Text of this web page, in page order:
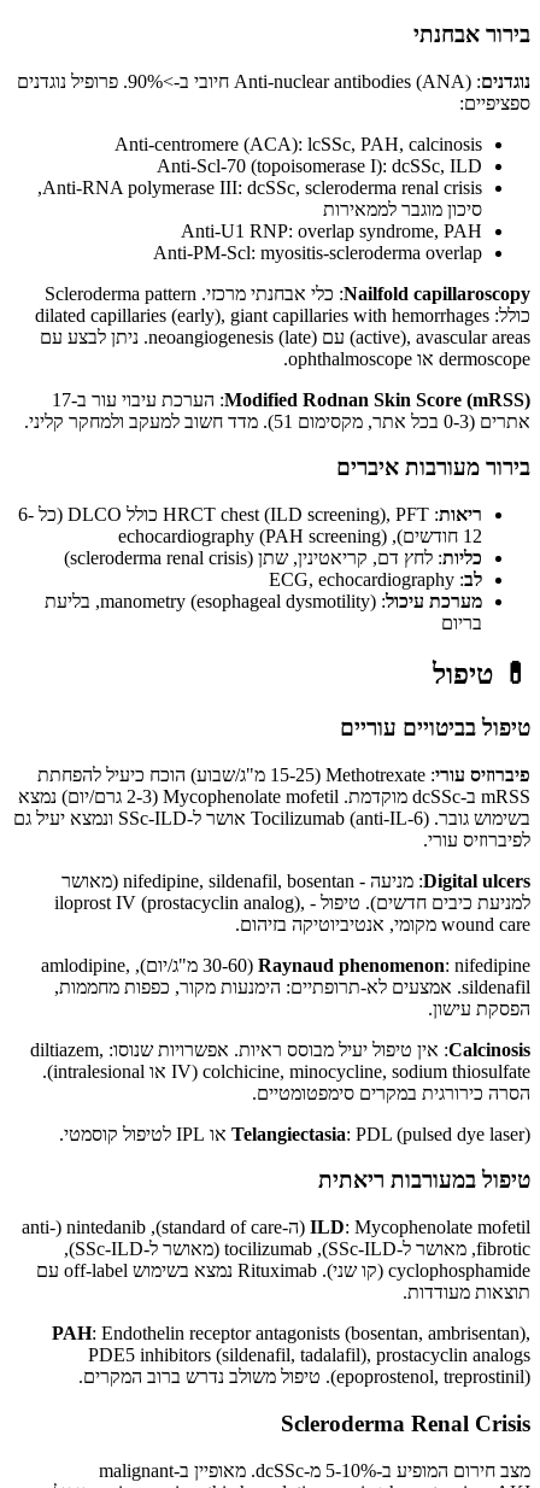
בירור אבחנתי
נוגדנים
: Anti-nuclear antibodies (ANA) חיובי ב->90%. פרופיל נוגדנים
ספציפיים:
Anti-centromere (ACA): lcSSc, PAH, calcinosis
Anti-Scl-70 (topoisomerase I): dcSSc, ILD
Anti-RNA polymerase III: dcSSc, scleroderma renal crisis,
סיכון מוגבר לממאירות
Anti-U1 RNP: overlap syndrome, PAH
Anti-PM-Scl: myositis-scleroderma overlap
Nailfold capillaroscopy
: כלי אבחנתי מרכזי. Scleroderma pattern
כולל: dilated capillaries (early), giant capillaries with hemorrhages
(active), avascular areas עם neoangiogenesis (late). ניתן לבצע עם
dermoscope או ophthalmoscope.
Modified Rodnan Skin Score (mRSS)
: הערכת עיבוי עור ב-17
אתרים (0-3 בכל אתר, מקסימום 51). מדד חשוב למעקב ולמחקר קליני.
בירור מעורבות איברים
ריאות
: HRCT chest (ILD screening), PFT כולל DLCO (כל 6-
12 חודשים), echocardiography (PAH screening)
כליות: לחץ דם, קריאטינין, שתן (scleroderma renal crisis)
לב: ECG, echocardiography
מערכת עיכול
: manometry (esophageal dysmotility), בליעת
בריום
💊 טיפול
טיפול בביטויים עוריים
פיברוזיס עורי
: Methotrexate (15-25 מ"ג/שבוע) הוכח כיעיל להפחתת
mRSS ב-dcSSc מוקדמת. Mycophenolate mofetil (2-3 גרם/יום) נמצא
בשימוש גובר. Tocilizumab (anti-IL-6) אושר ל-SSc-ILD ונמצא יעיל גם
לפיברוזיס עורי.
Digital ulcers
: מניעה - nifedipine, sildenafil, bosentan (מאושר
למניעת כיבים חדשים). טיפול - iloprost IV (prostacyclin analog),
wound care מקומי, אנטיביוטיקה בזיהום.
Raynaud phenomenon
: nifedipine (30-60 מ"ג/יום), amlodipine,
sildenafil. אמצעים לא-תרופתיים: הימנעות מקור, כפפות מחממות,
הפסקת עישון.
Calcinosis
: אין טיפול יעיל מבוסס ראיות. אפשרויות שנוסו: diltiazem,
colchicine, minocycline, sodium thiosulfate (IV או intralesional).
הסרה כירורגית במקרים סימפטומטיים.
Telangiectasia: PDL (pulsed dye laser) או IPL לטיפול קוסמטי.
טיפול במעורבות ריאתית
ILD
: Mycophenolate mofetil (ה-standard of care), nintedanib (anti-
fibrotic, מאושר ל-SSc-ILD), tocilizumab (מאושר ל-SSc-ILD),
cyclophosphamide (קו שני). Rituximab נמצא בשימוש off-label עם
תוצאות מעודדות.
PAH: Endothelin receptor antagonists (bosentan, ambrisentan),
PDE5 inhibitors (sildenafil, tadalafil), prostacyclin analogs
(epoprostenol, treprostinil). טיפול משולב נדרש ברוב המקרים.
Scleroderma Renal Crisis
מצב חירום המופיע ב-5-10% מ-dcSSc. מאופיין ב-malignant